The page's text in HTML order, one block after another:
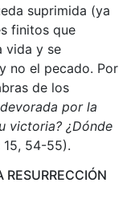
suprimida (ya
finitos que
vida y se
no el pecado. Por
de los
por la
victoria? ¿Dónde
15, 54-55).
RESURRECCIÓN